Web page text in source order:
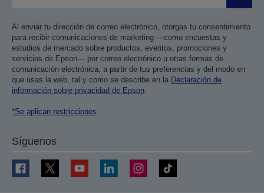
Al enviar tu dirección de correo electrónico, otorgas tu consentimiento
para recibir comunicaciones de marketing —como encuestas y
estudios de mercado sobre productos, eventos, promociones y
servicios de Epson— por correo electrónico u otras formas de
comunicación electrónica, a partir de tus preferencias y del modo en
que usas la web, tal y como se describe en la Declaración de
información sobre privacidad de Epson.
*Se aplican restricciones
Síguenos